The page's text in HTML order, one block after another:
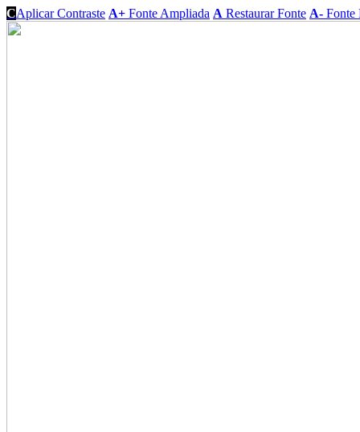
CAplicar Contraste A+ Fonte Ampliada A Restaurar Fonte A- Fonte